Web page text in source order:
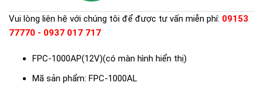
Vui lòng liên hệ với chúng tôi để được tư vấn miễn phí: 09153
77770 - 0937 017 717
FPC-1000AP(12V)(có màn hình hiển thị)
Mã sản phẩm: FPC-1000AL